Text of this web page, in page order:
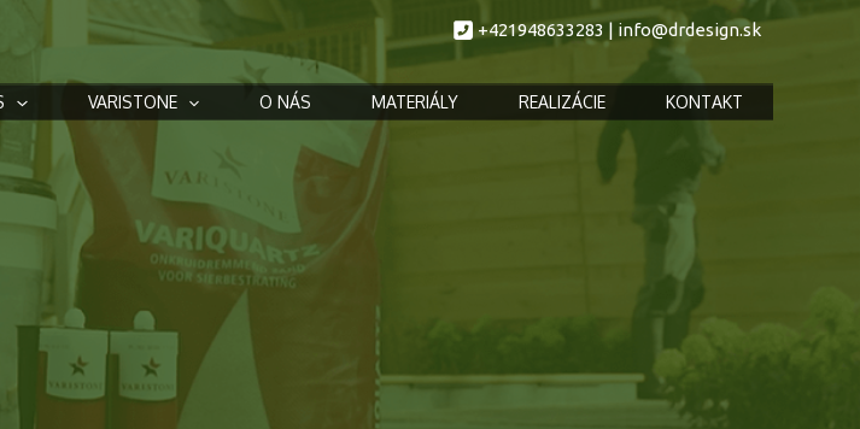
+421948633283 | info@drdesign.sk
VARISTONE O NÁS MATERIÁLY REALIZÁCIE KONTAKT